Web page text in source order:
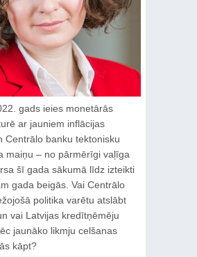
gads ieies monetārās
ar jauniem inflācijas
Centrālo banku tektonisku
maiņu – no pārmērīgi vaļīga
šī gada sākumā līdz izteikti
gada beigās. Vai Centrālo
politika varētu atslābt
vai Latvijas kredītņēmēju
jaunāko likmju celšanas
kāpt?